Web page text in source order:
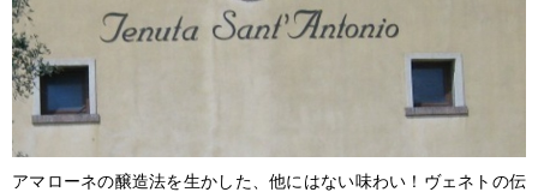
アマローネの醸造法を生かした、他にはない味わい！ヴェネトの伝